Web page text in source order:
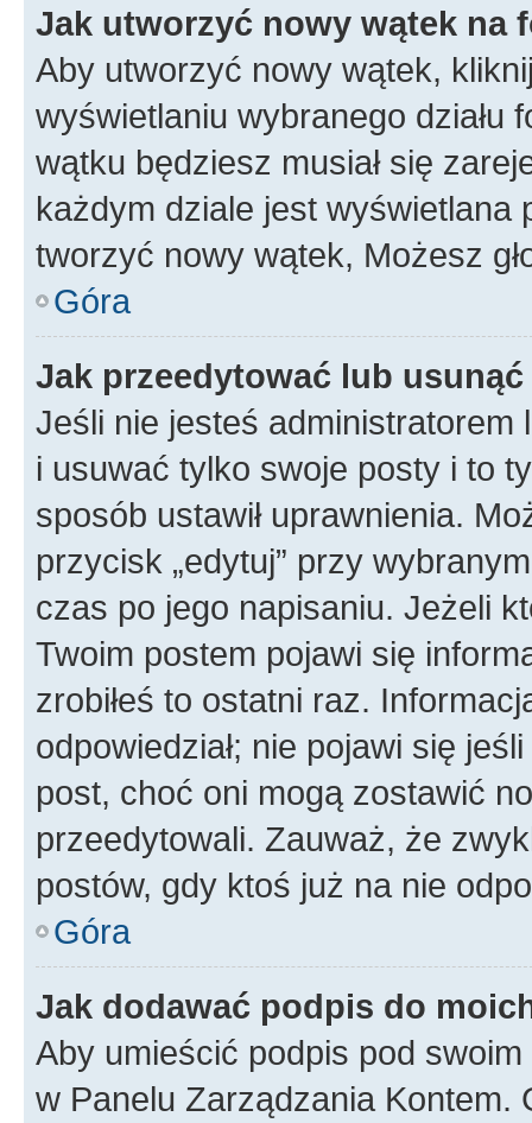
Jak utworzyć nowy wątek na
Aby utworzyć nowy wątek,
wyświetlaniu wybranego działu
wątku będziesz musiał się
każdym dziale jest wyświetlana
tworzyć nowy wątek, Możesz
Góra
Jak przeedytować lub
Jeśli nie jesteś
i usuwać tylko swoje posty i to
sposób ustawił uprawnienia.
przycisk „edytuj” przy
czas po jego napisaniu. Jeżeli
Twoim postem pojawi się
zrobiłeś to ostatni raz.
odpowiedział; nie pojawi się
post, choć oni mogą zostawić
przeedytowali. Zauważ, że
postów, gdy ktoś już na nie
Góra
Jak dodawać podpis do
Aby umieścić podpis pod
w Panelu Zarządzania